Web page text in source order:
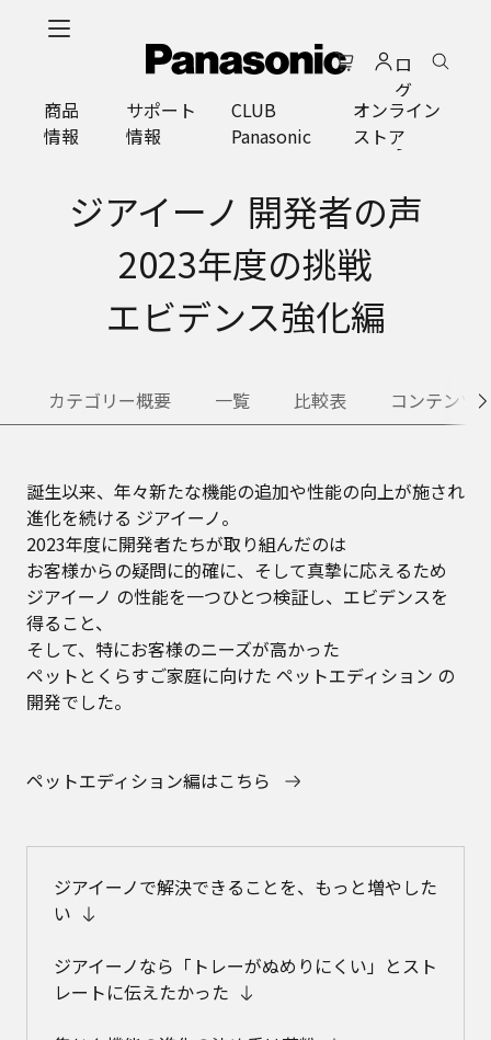
ロ
グ
イ
ン
商品
情報
サポート
情報
CLUB
Panasonic
オンライン
ストア
ジアイーノ 開発者の声
2023年度の挑戦
エビデンス強化編
カテゴリー概要 一覧 比較表 コンテンツ
誕生以来、年々新たな機能の追加や性能の向上が施され
進化を続ける ジアイーノ。
2023年度に開発者たちが取り組んだのは
お客様からの疑問に的確に、そして真摯に応えるため
ジアイーノ の性能を一つひとつ検証し、エビデンスを
得ること、
そして、特にお客様のニーズが高かった
ペットとくらすご家庭に向けた ペットエディション の
開発でした。
ペットエディション編はこちら
ジアイーノで解決できることを、もっと増やした
い
ジアイーノなら「トレーがぬめりにくい」とスト
レートに伝えたかった